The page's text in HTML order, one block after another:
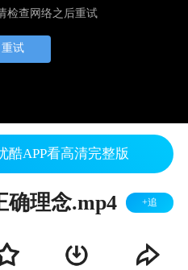
检查网络之后重试
重试
酷APP看高清完整版
确理念.mp4 +追